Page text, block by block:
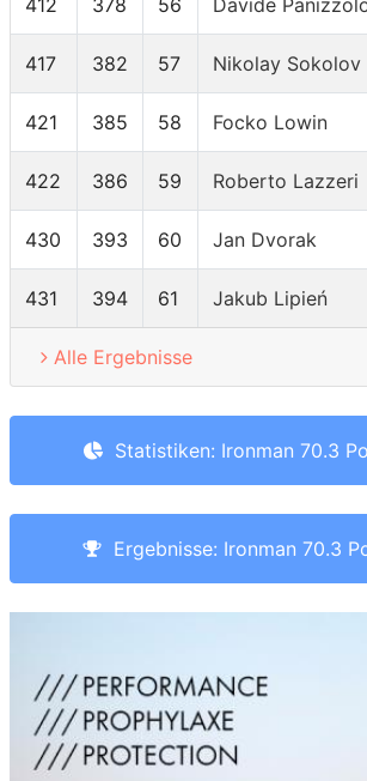
412 378 56 Davide
417 382 57 Nikolay Sokolov
421 385 58 Focko Lowin
422 386 59 Roberto Lazzeri
430 393 60 Jan Dvorak
431 394 61 Jakub Lipień
Alle Ergebnisse
Statistiken: Ironman 70.3
Ergebnisse: Ironman 70.3